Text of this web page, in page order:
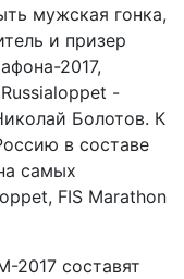
мужская гонка,
и призер
2017,
-
Болотов. К
в составе
самых
FIS Marathon
2017 составят